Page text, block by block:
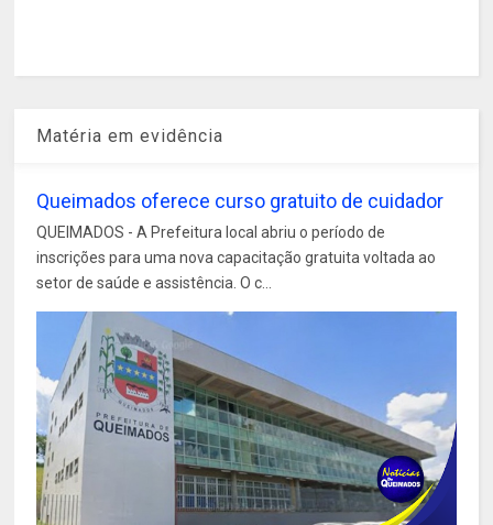
Matéria em evidência
Queimados oferece curso gratuito de cuidador
QUEIMADOS - A Prefeitura local abriu o período de
inscrições para uma nova capacitação gratuita voltada ao
setor de saúde e assistência. O c...